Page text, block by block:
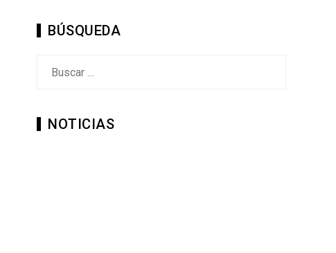
BÚSQUEDA
NOTICIAS